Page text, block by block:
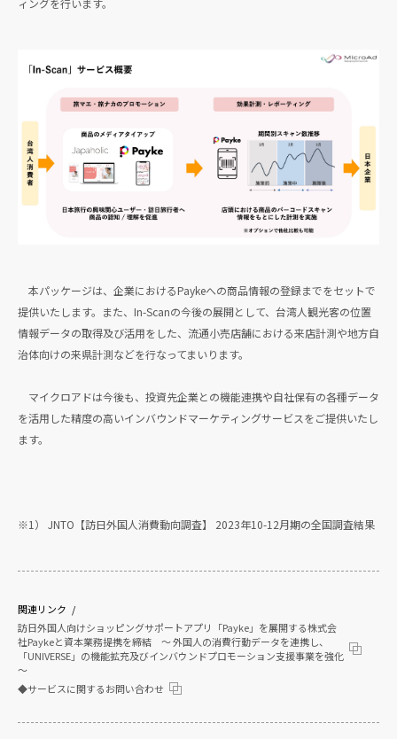
ィングを行います。
本パッケージは、企業におけるPaykeへの商品情報の登録までをセットで
提供いたします。また、In-Scanの今後の展開として、台湾人観光客の位置
情報データの取得及び活用をした、流通小売店舗における来店計測や地方自
治体向けの来県計測などを行なってまいります。
マイクロアドは今後も、投資先企業との機能連携や自社保有の各種データ
を活用した精度の高いインバウンドマーケティングサービスをご提供いたし
ます。
※1） JNTO【訪日外国人消費動向調査】 2023年10-12月期の全国調査結果
関連リンク
訪日外国人向けショッピングサポートアプリ「Payke」を展開する株式会
社Paykeと資本業務提携を締結 〜 外国人の消費行動データを連携し、
「UNIVERSE」の機能拡充及びインバウンドプロモーション支援事業を強化
〜
◆サービスに関するお問い合わせ